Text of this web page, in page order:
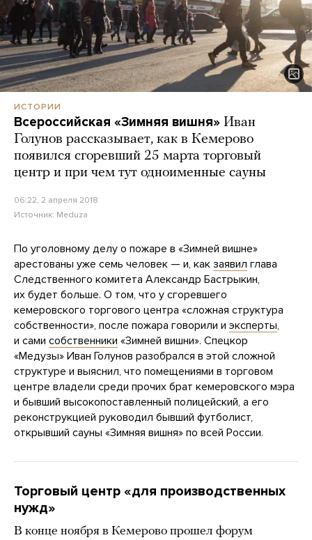
ИСТОРИИ
Всероссийская «Зимняя вишня» Иван
Голунов рассказывает, как в Кемерово
появился сгоревший 25 марта торговый
центр и при чем тут одноименные сауны
06:22, 2 апреля 2018
Источник: Meduza
По уголовному делу о пожаре в «Зимней вишне»
арестованы уже семь человек — и, как заявил глава
Следственного комитета Александр Бастрыкин,
их будет больше. О том, что у сгоревшего
кемеровского торгового центра «сложная структура
собственности», после пожара говорили и эксперты,
и сами собственники «Зимней вишни». Спецкор
«Медузы» Иван Голунов разобрался в этой сложной
структуре и выяснил, что помещениями в торговом
центре владели среди прочих брат кемеровского мэра
и бывший высокопоставленный полицейский, а его
реконструкцией руководил бывший футболист,
открывший сауны «Зимняя вишня» по всей России.
Торговый центр «для производственных
нужд»
В конце ноября в Кемерово прошел форум